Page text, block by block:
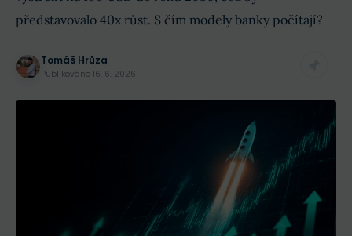
představovalo 40x růst. S čím modely banky počítají?
Tomáš Hrůza
Publikováno 16. 6. 2026